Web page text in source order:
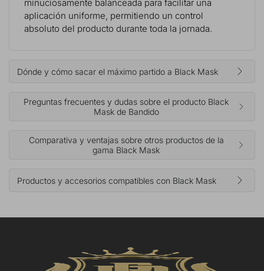
minuciosamente balanceada para facilitar una
aplicación uniforme, permitiendo un control
absoluto del producto durante toda la jornada.
Dónde y cómo sacar el máximo partido a Black Mask
Preguntas frecuentes y dudas sobre el producto Black
Mask de Bandido
Comparativa y ventajas sobre otros productos de la
gama Black Mask
Productos y accesorios compatibles con Black Mask